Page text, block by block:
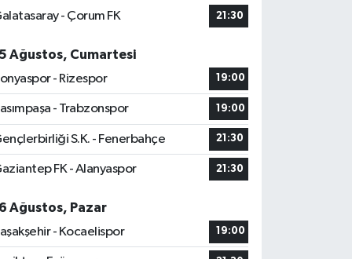
- Çorum FK
21:30
Ağustos, Cumartesi
- Rizespor
19:00
- Trabzonspor 19:00
S.K. - Fenerbahçe 21:30
FK - Alanyaspor 21:30
Ağustos, Pazar
- Kocaelispor
19:00